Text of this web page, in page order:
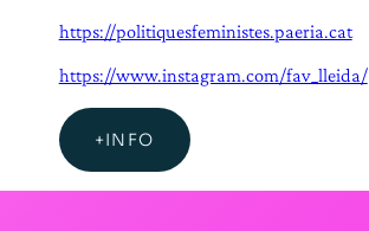
https://politiquesfeministes.paeria.cat
https://www.instagram.com/fav_lleida/
+INFO